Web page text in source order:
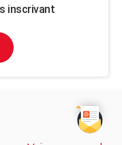
inscrivant